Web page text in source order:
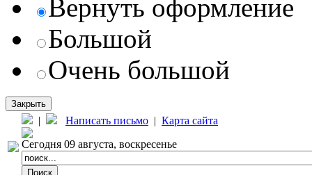
Вернуть оформление
Большой
Очень большой
Закрыть
| Написать письмо | Карта сайта
Сегодня 09 августа, воскресенье